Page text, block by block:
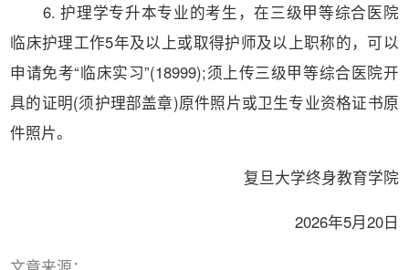
6. 护理学专升本专业的考生，在三级甲等综合医院
临床护理工作5年及以上或取得护师及以上职称的，可以
申请免考“临床实习”(18999);须上传三级甲等综合医院开
具的证明(须护理部盖章)原件照片或卫生专业资格证书原
件照片。
复旦大学终身教育学院
2026年5月20日